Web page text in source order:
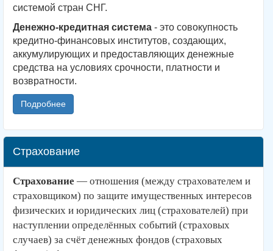
системой стран СНГ.
Денежно-кредитная система - это совокупность
кредитно-финансовых институтов, создающих,
аккумулирующих и предоставляющих денежные
средства на условиях срочности, платности и
возвратности.
Подробнее
Страхование
Страхование — отношения (между страхователем и
страховщиком) по защите имущественных интересов
физических и юридических лиц (страхователей) при
наступлении определённых событий (страховых
случаев) за счёт денежных фондов (страховых